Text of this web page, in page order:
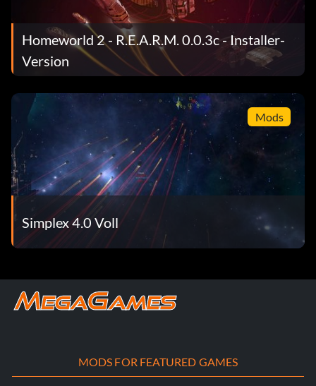
Homeworld 2 - R.E.A.R.M. 0.0.3c - Installer-
Version
Mods
Simplex 4.0 Voll
MODS FOR FEATURED GAMES